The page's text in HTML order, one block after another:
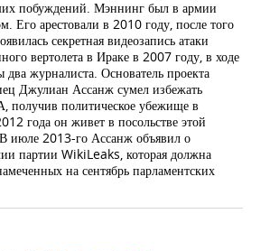
побуждений. Мэннинг был в армии
Его арестовали в 2010 году, после того
секретная видеозапись атаки
вертолета в Ираке в 2007 году, в ходе
журналиста. Основатель проекта
Джулиан Ассанж сумел избежать
получив политическое убежище в
года он живет в посольстве этой
июле 2013-го Ассанж объявил о
партии WikiLeaks, которая должна
на сентябрь парламентских